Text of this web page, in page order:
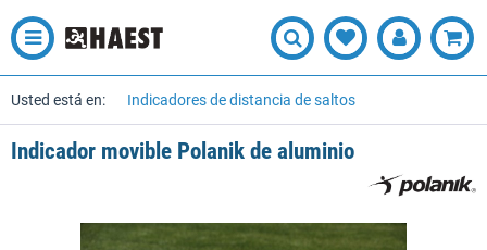
Usted está en: Indicadores de distancia de saltos
Indicador movible Polanik de aluminio